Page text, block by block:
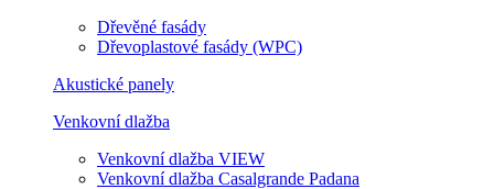
Dřevěné fasády
Dřevoplastové fasády (WPC)
Akustické panely
Venkovní dlažba
Venkovní dlažba VIEW
Venkovní dlažba Casalgrande Padana